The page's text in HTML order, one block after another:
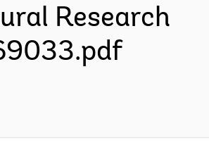
Research